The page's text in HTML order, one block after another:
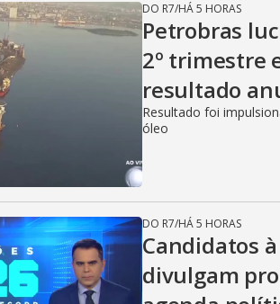
DO R7/HÁ 5 HORAS
Petrobras
2º trimestre
resultado
Resultado foi
óleo
DO R7/HÁ 5 HORAS
Candidatos
divulgam